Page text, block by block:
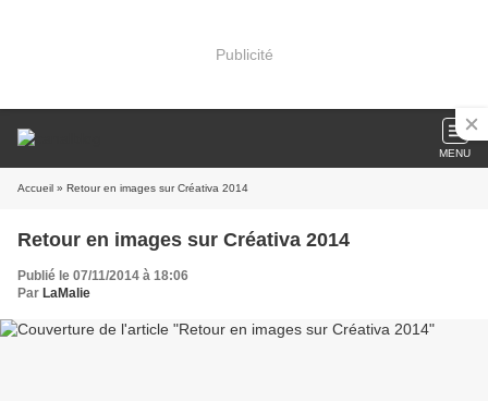
Publicité
MENU
Accueil » Retour en images sur Créativa 2014
Retour en images sur Créativa 2014
Publié le 07/11/2014 à 18:06
Par LaMalie